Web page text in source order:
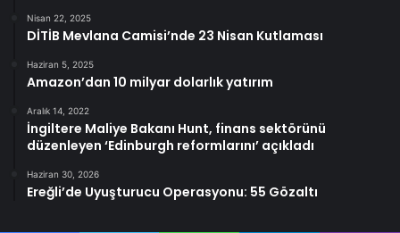
Nisan 22, 2025
DİTİB Mevlana Camisi’nde 23 Nisan Kutlaması
Haziran 5, 2025
Amazon’dan 10 milyar dolarlık yatırım
Aralık 14, 2022
İngiltere Maliye Bakanı Hunt, finans sektörünü
düzenleyen ‘Edinburgh reformlarını’ açıkladı
Haziran 30, 2026
Ereğli’de Uyuşturucu Operasyonu: 55 Gözaltı